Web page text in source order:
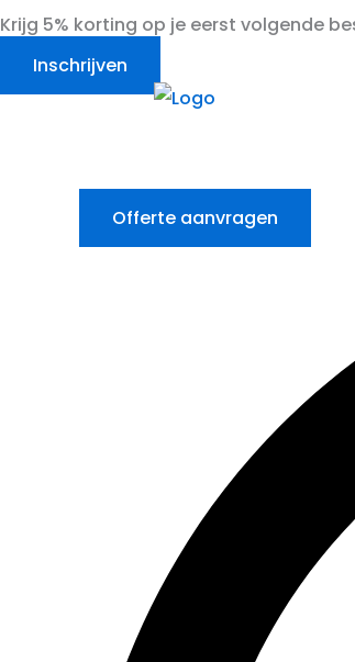
Ga
Krijg 5% korting op je eerst volgende
Inschrijven
Offerte aanvragen